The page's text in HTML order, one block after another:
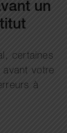
un
certaines
votre
à